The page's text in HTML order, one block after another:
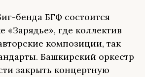
бенда БГФ состоится
«Зарядье», где коллектив
композиции, так
Башкирский оркестр
закрыть концертную